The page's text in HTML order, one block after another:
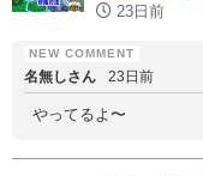
23日前
名無しさん 23日前
やってるよ〜